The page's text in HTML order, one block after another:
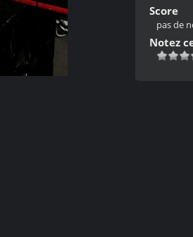
Score
pas de
Notez